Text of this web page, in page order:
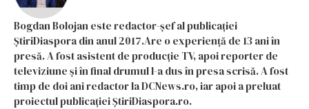
Bogdan Bolojan este redactor-șef al publicației
ȘtiriDiaspora din anul 2017.Are o experiență de 13 ani în
presă. A fost asistent de producție TV, apoi reporter de
televiziune și în final drumul l-a dus în presa scrisă. A fost
timp de doi ani redactor la DCNews.ro, iar apoi a preluat
proiectul publicației ȘtiriDiaspora.ro.